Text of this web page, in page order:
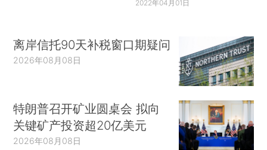
2022年04月01日
离岸信托90天补税窗口期疑问
2026年08月08日
特朗普召开矿业圆桌会 拟向
关键矿产投资超20亿美元
2026年08月08日